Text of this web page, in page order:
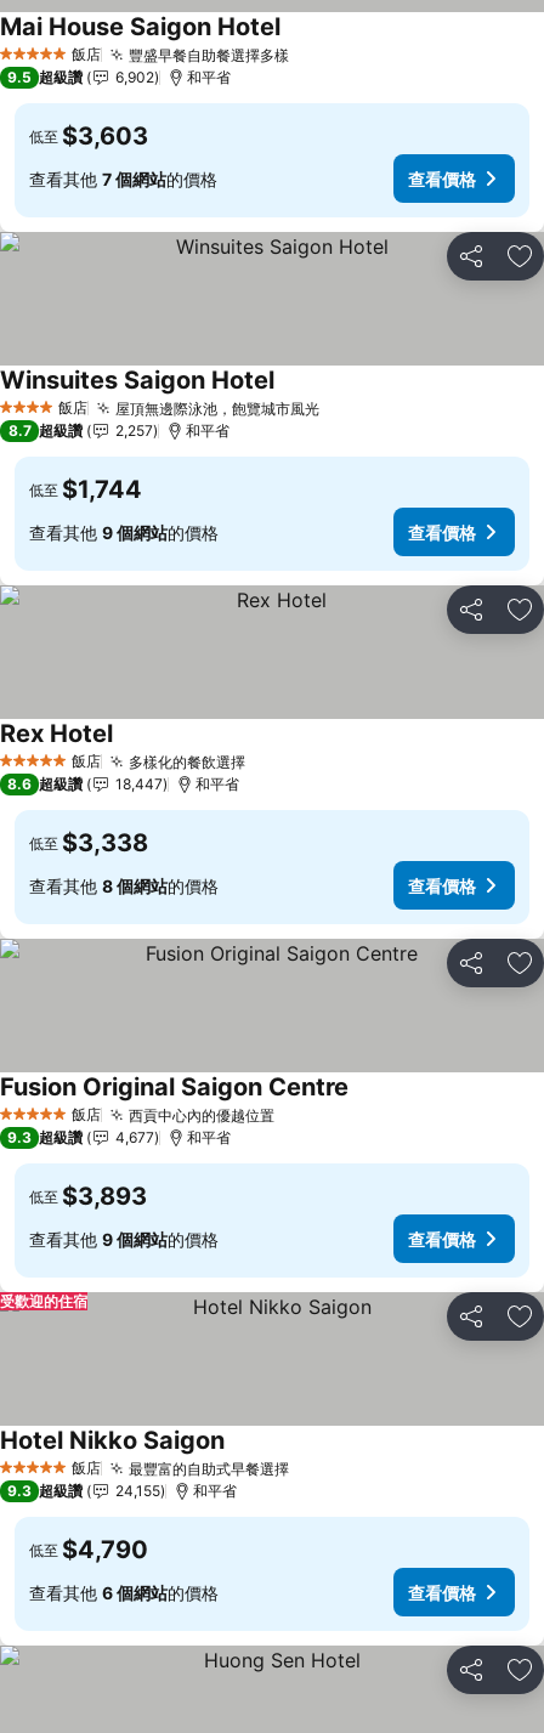
5 星級 飯店 豐盛早餐自助餐選擇多樣查看價格
Mai House Saigon Hotel查看價格
9.5 超級讚 6,902 和平省
低至 $3,603
查看其他 7 個網站的價格 查看價格
分享 加
4 星級 飯店 屋頂無邊際泳池，飽覽城市風光查看價格
Winsuites Saigon Hotel查看價格
8.7 超級讚 2,257 和平省
低至 $1,744
查看其他 9 個網站的價格 查看價格
分享 加
5 星級 飯店 多樣化的餐飲選擇查看價格
Rex Hotel查看價格
8.6 超級讚 18,447 和平省
低至 $3,338
查看其他 8 個網站的價格 查看價格
分享 加
5 星級 飯店 西貢中心內的優越位置查看價格
Fusion Original Saigon Centre
9.3 超級讚 4,677 和平省
低至 $3,893
查看其他 9 個網站的價格 查看價格
分享 加
受歡迎的住宿
5 星級 飯店 最豐富的自助式早餐選擇查看價格
Hotel Nikko Saigon查看價格
9.3 超級讚 24,155 和平省
低至 $4,790
查看其他 6 個網站的價格 查看價格
分享 加